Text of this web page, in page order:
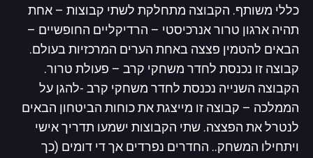
כללי משותף. הקבוצה מתחלקת לשתי קבוצות – אחת
תהיה ארגון טרור אנרכיסטי – הרדיקליים החופשיים –
הבאים להטמין פצצה באחת הערים המרכזיות בעולם.
קבוצה זו נכנסת לחדר משחקי קרב – פעולת טרור.
הקבוצה השנייה נכנסת לחדר משחקי קרב -להגן על
הממלכה – קבוצה זו מייצגת את כוחות הביטחון הבאים
לנטרל את הפצצה. שתי הקבוצות ישמעו תדריך אישי
ויתחילו המשחק.. החדרים נפרדים אך די דומים (כך